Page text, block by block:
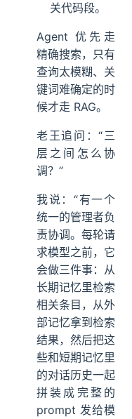
关代码段。
Agent 优先走
精确搜索，只有
查询太模糊、关
键词难确定的时
候才走 RAG。
老王追问：“三
层之间怎么协
调？”
我说：“有一个
统一的管理者负
责协调。每轮请
求模型之前，它
会做三件事：从
长期记忆里检索
相关条目，从外
部记忆拿到检索
结果，然后把这
些和短期记忆里
的对话历史一起
拼装成完整的
prompt 发给模